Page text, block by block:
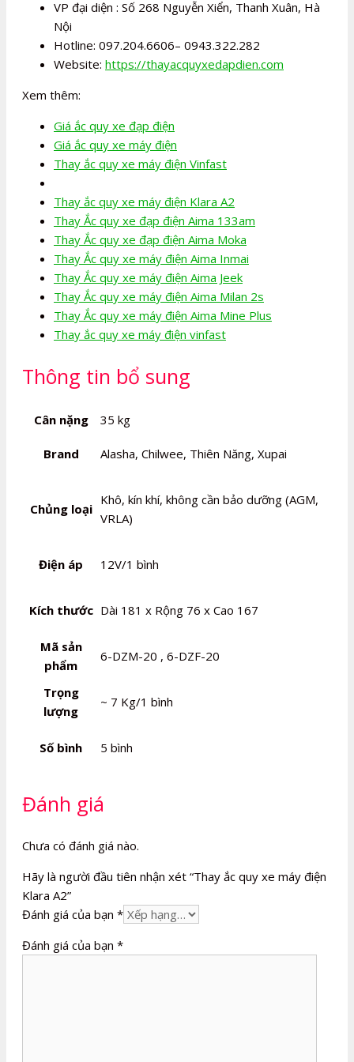
VP đại diện : Số 268 Nguyễn Xiển, Thanh Xuân, Hà
Nội
Hotline: 097.204.6606– 0943.322.282
Website: https://thayacquyxedapdien.com
Xem thêm:
Giá ắc quy xe đạp điện
Giá ắc quy xe máy điện
Thay ắc quy xe máy điện Vinfast
Thay ắc quy xe máy điện Klara A2
Thay Ắc quy xe đạp điện Aima 133am
Thay Ắc quy xe đạp điện Aima Moka
Thay Ắc quy xe máy điện Aima Inmai
Thay Ắc quy xe máy điện Aima Jeek
Thay Ắc quy xe máy điện Aima Milan 2s
Thay Ắc quy xe máy điện Aima Mine Plus
Thay ắc quy xe máy điện vinfast
Thông tin bổ sung
Cân nặng 35 kg
Brand Alasha, Chilwee, Thiên Năng, Xupai
Chủng loại
Khô, kín khí, không cần bảo dưỡng (AGM,
VRLA)
Điện áp 12V/1 bình
Kích thước Dài 181 x Rộng 76 x Cao 167
Mã sản
phẩm
6-DZM-20 , 6-DZF-20
Trọng
lượng
~ 7 Kg/1 bình
Số bình 5 bình
Đánh giá
Chưa có đánh giá nào.
Hãy là người đầu tiên nhận xét “Thay ắc quy xe máy điện
Klara A2”
Đánh giá của bạn *
Đánh giá của bạn *